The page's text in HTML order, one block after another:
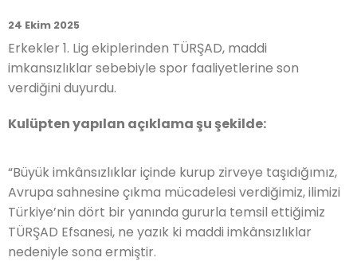
24 Ekim 2025
Erkekler 1. Lig ekiplerinden TÜRŞAD, maddi
imkansızlıklar sebebiyle spor faaliyetlerine son
verdiğini duyurdu.
Kulüpten yapılan açıklama şu şekilde:
“Büyük imkânsızlıklar içinde kurup zirveye taşıdığımız,
Avrupa sahnesine çıkma mücadelesi verdiğimiz, ilimizi
Türkiye’nin dört bir yanında gururla temsil ettiğimiz
TÜRŞAD Efsanesi, ne yazık ki maddi imkânsızlıklar
nedeniyle sona ermiştir.